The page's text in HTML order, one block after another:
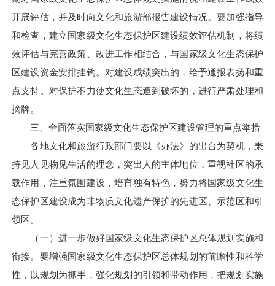
开展评估，并及时向文化和旅游部报告建设情况。要加强指导
和检查，建立国家级文化生态保护区建设绩效评估机制，将绩
效评估与完善政策、改进工作相结合，与国家级文化生态保护
区建设资金安排挂钩。对建设成绩突出的，给予通报表扬和重
点支持。对保护不力使文化生态遭到破坏的，进行严肃处理和
摘牌。
三、全面落实国家级文化生态保护区建设管理的重点举措
各地文化和旅游行政部门要以《办法》的出台为契机，秉
持见人见物见生活的理念，突出人的主体地位，重视社区的承
载作用，注重氛围建设，培育独有特色，努力将国家级文化生
态保护区建设成为非物质文化遗产保护的先进区、示范区和引
领区。
（一）进一步做好国家级文化生态保护区总体规划实施和
衔接。要增强国家级文化生态保护区总体规划的前瞻性和科学
性，以规划为抓手，强化规划的引领和带动作用，把规划实施